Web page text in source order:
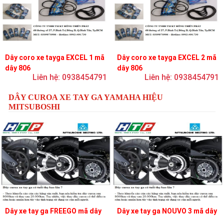
Dây coro xe tayga EXCEL 1 mã
dây 806
Liên hệ: 0938454791
Dây coro xe tayga EXCEL 2 mã
dây 806
Liên hệ: 0938454791
DÂY CUROA XE TAY GA YAMAHA HIỆU
MITSUBOSHI
Dây xe tay ga FREEGO mã dây
Dây xe tay ga NOUVO 3 mã dây